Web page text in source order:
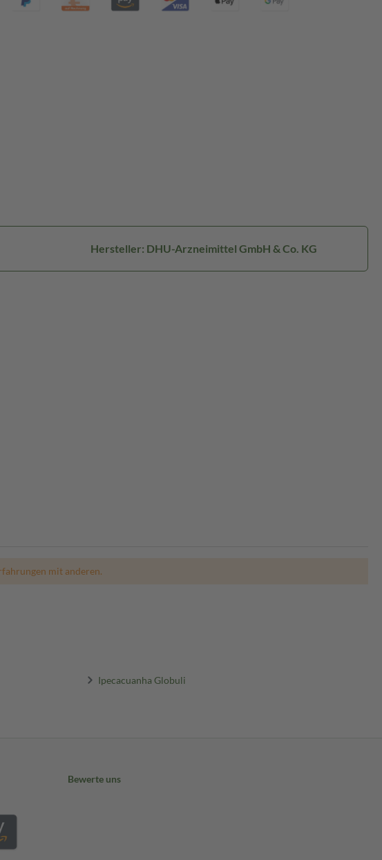
Hersteller: DHU-Arzneimittel GmbH & Co. KG
mit anderen.
Ipecacuanha Globuli
Bewerte uns